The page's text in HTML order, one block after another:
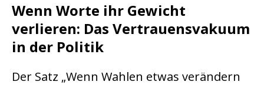
Wenn Worte ihr Gewicht
verlieren: Das Vertrauensvakuum
in der Politik
Der Satz „Wenn Wahlen etwas verändern